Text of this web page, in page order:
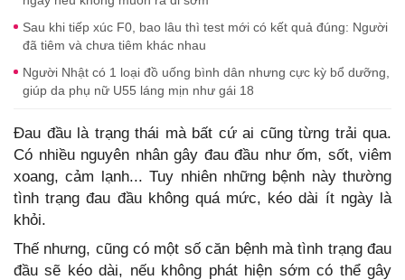
Sau khi tiếp xúc F0, bao lâu thì test mới có kết quả đúng: Người
đã tiêm và chưa tiêm khác nhau
Người Nhật có 1 loại đồ uống bình dân nhưng cực kỳ bổ dưỡng,
giúp da phụ nữ U55 láng mịn như gái 18
Đau đầu là trạng thái mà bất cứ ai cũng từng trải qua.
Có nhiều nguyên nhân gây đau đầu như ốm, sốt, viêm
xoang, cảm lạnh... Tuy nhiên những bệnh này thường
tình trạng đau đầu không quá mức, kéo dài ít ngày là
khỏi.
Thế nhưng, cũng có một số căn bệnh mà tình trạng đau
đầu sẽ kéo dài, nếu không phát hiện sớm có thể gây